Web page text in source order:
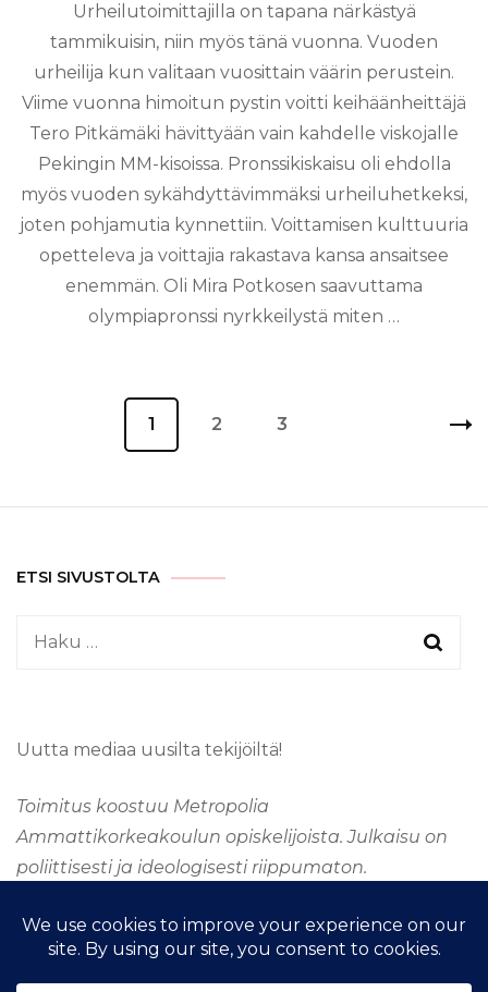
Urheilutoimittajilla on tapana närkästyä
tammikuisin, niin myös tänä vuonna. Vuoden
urheilija kun valitaan vuosittain väärin perustein.
Viime vuonna himoitun pystin voitti keihäänheittäjä
Tero Pitkämäki hävittyään vain kahdelle viskojalle
Pekingin MM-kisoissa. Pronssikiskaisu oli ehdolla
myös vuoden sykähdyttävimmäksi urheiluhetkeksi,
joten pohjamutia kynnettiin. Voittamisen kulttuuria
opetteleva ja voittajia rakastava kansa ansaitsee
enemmän. Oli Mira Potkosen saavuttama
olympiapronssi nyrkkeilystä miten …
Sivu
1 Sivu
2 Sivu
3
ETSI SIVUSTOLTA
Haku:
Uutta mediaa uusilta tekijöiltä!
Toimitus koostuu Metropolia
Ammattikorkeakoulun opiskelijoista. Julkaisu on
poliittisesti ja ideologisesti riippumaton.